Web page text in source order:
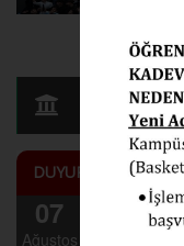
DUYURULAR
07
Ağustos
COP31
Bildirim